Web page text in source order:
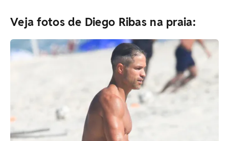
Veja fotos de Diego Ribas na praia: